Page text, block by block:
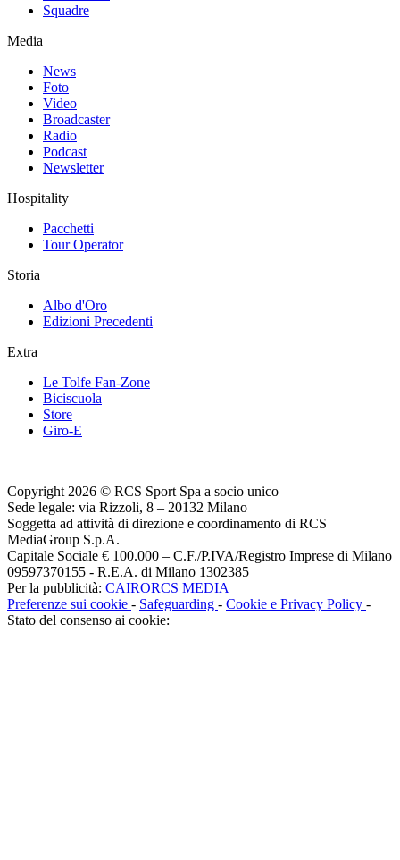
Squadre
Media
News
Foto
Video
Broadcaster
Radio
Podcast
Newsletter
Hospitality
Pacchetti
Tour Operator
Storia
Albo d'Oro
Edizioni Precedenti
Extra
Le Tolfe Fan-Zone
Biciscuola
Store
Giro-E
Copyright 2026 © RCS Sport Spa a socio unico
Sede legale: via Rizzoli, 8 – 20132 Milano
Soggetta ad attività di direzione e coordinamento di RCS
MediaGroup S.p.A.
Capitale Sociale € 100.000 – C.F./P.IVA/Registro Imprese di Milano
09597370155 - R.E.A. di Milano 1302385
Per la pubblicità: CAIRORCS MEDIA
Preferenze sui cookie - Safeguarding - Cookie e Privacy Policy -
Stato del consenso ai cookie: